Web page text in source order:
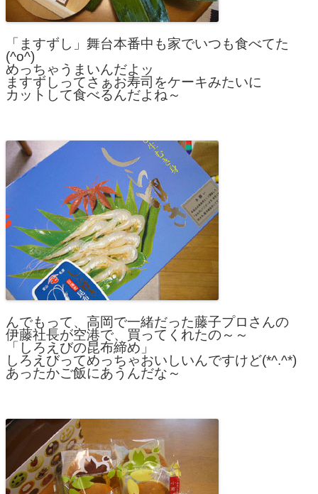
「ますずし」舞台本番中も家でいつも食べてた
(^o^)
めっちゃうまいんだよッ
ますずしってさぁお寿司をケーキみたいに
カットして食べるんだよね～
んでもって、高岡で一緒だった藤子プロさんの
伊藤社長が空港で、買ってくれたの～～
「しろえびの昆布締め」
しろえびってめっちゃおいしいんですけど(*^.^*)
あったかご飯にあうんだな～